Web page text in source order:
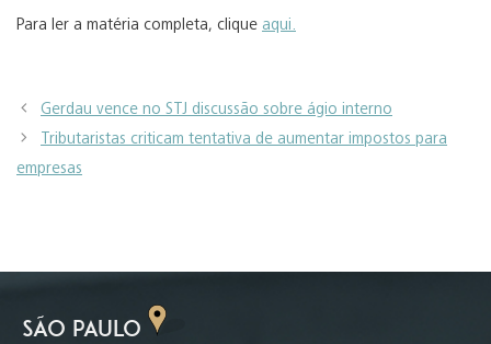
Para ler a matéria completa, clique aqui.
Gerdau vence no STJ discussão sobre ágio interno
Tributaristas criticam tentativa de aumentar impostos para
empresas
SÃO PAULO